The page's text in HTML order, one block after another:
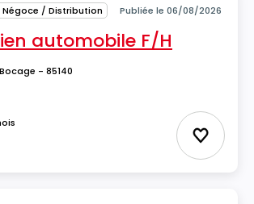
/ Distribution Publiée le 06/08/2026
automobile F/H
- 85140
Ajouter